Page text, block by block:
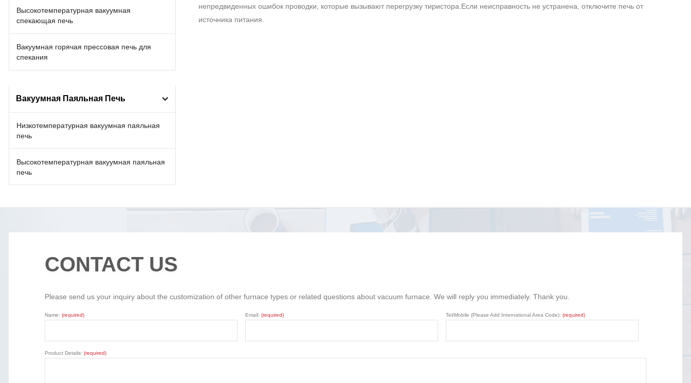
Высокотемпературная вакуумная
спекающая печь
Вакуумная горячая прессовая печь для
спекания
Вакуумная Паяльная Печь
Низкотемпературная вакуумная паяльная
печь
Высокотемпературная вакуумная паяльная
печь
непредвиденных ошибок проводки, которые вызывают перегрузку тиристора.Если неисправность не устранена, отключите печь от
источника питания.
CONTACT US
Please send us your inquiry about the customization of other furnace types or related questions about vacuum furnace. We will reply you immediately. Thank you.
Name: (required) Email: (required) Tel/Mobile (Please Add International Area Code): (required)
Product Details: (required)